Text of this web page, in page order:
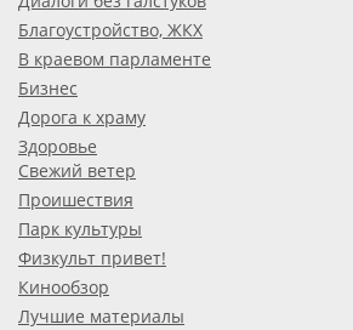
Благоустройство, ЖКХ
В краевом парламенте
Бизнес
Дорога к храму
Здоровье
Свежий ветер
Проишествия
Парк культуры
Физкульт привет!
Кинообзор
Лучшие материалы